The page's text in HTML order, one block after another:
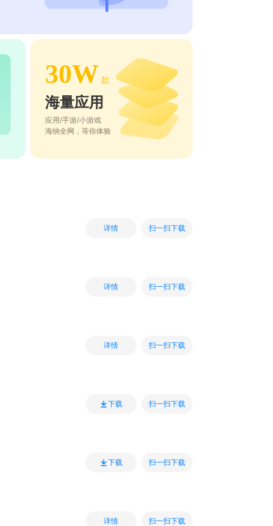
30W 款
海量应用
应用/手游/小游戏
海纳全网，等你体验
详情 扫一扫下载
详情 扫一扫下载
详情 扫一扫下载
下载 扫一扫下载
下载 扫一扫下载
详情 扫一扫下载